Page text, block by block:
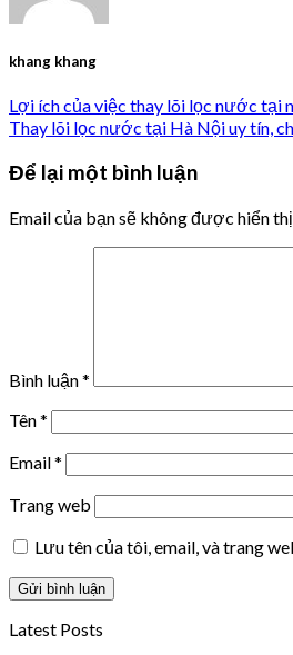
khang khang
Lợi ích của việc thay lõi lọc nước tại
Thay lõi lọc nước tại Hà Nội uy tín,
Để lại một bình luận
Email của bạn sẽ không được hiển
Bình luận*
Tên*
Email*
Trang web
Lưu tên của tôi, email, và trang
Latest Posts